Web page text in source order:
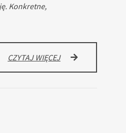
Konkretne,
CZYTAJ WIĘCEJMAŁY